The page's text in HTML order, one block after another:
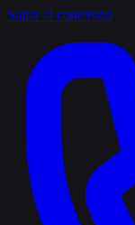
Saltar al contenido